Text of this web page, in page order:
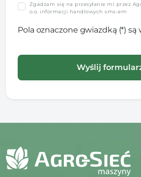
Zgadzam się na przesyłanie mi przez
o.o. informacji handlowych sms-em
Pola oznaczone gwiazdką (*) są